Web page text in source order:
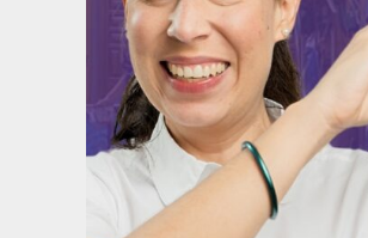
ADMIN JULIO 27, 2026